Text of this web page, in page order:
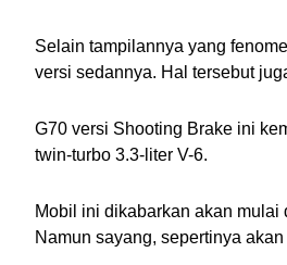
Selain tampilannya yang
versi sedannya. Hal tersebut
G70 versi Shooting Brake ini
twin-turbo 3.3-liter V-6.
Mobil ini dikabarkan akan
Namun sayang, sepertinya